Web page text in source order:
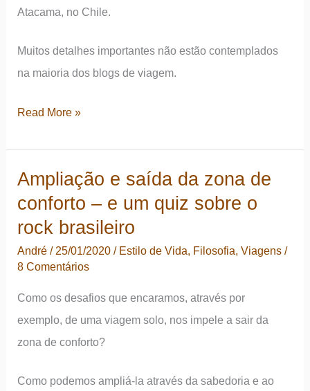
Brasil
Atacama, no Chile.
Muitos detalhes importantes não estão contemplados
na maioria dos blogs de viagem.
De
de
Atacama
ao
Salar
de
contaram
Read More »
Ampliação e saída da zona de
conforto – e um quiz sobre o
rock brasileiro
André/ 25/01/2020/ Estilo de Vida, Filosofia,Viagens /
8 Comentários
Como os desafios que encaramos, através por
exemplo, de uma viagem solo, nos impele a sair da
zona de conforto?
Como podemos ampliá-la através da sabedoria e ao